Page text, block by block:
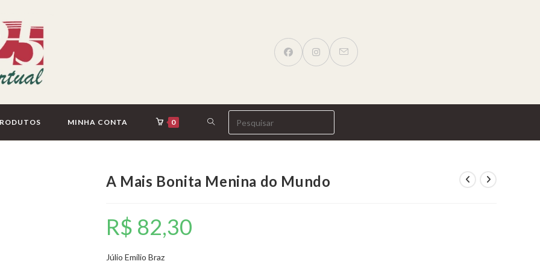
MINHA CONTA 0 ALTERNAR
A Mais Bonita Menina do Mundo
R$ 82,30
Júlio Emílio Braz